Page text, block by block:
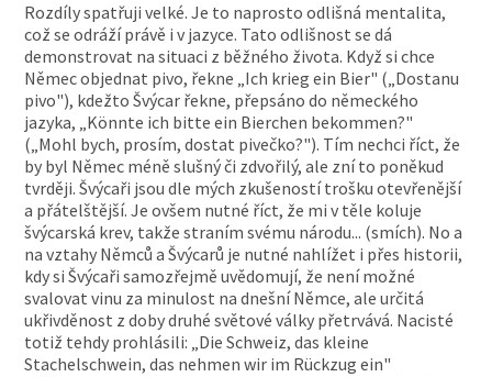
Rozdíly spatřuji velké. Je to naprosto odlišná mentalita,
což se odráží právě i v jazyce. Tato odlišnost se dá
demonstrovat na situaci z běžného života. Když si chce
Němec objednat pivo, řekne „Ich krieg ein Bier" („Dostanu
pivo"), kdežto Švýcar řekne, přepsáno do německého
jazyka, „Könnte ich bitte ein Bierchen bekommen?"
(„Mohl bych, prosím, dostat pivečko?"). Tím nechci říct, že
by byl Němec méně slušný či zdvořilý, ale zní to poněkud
tvrději. Švýcaři jsou dle mých zkušeností trošku otevřenější
a přátelštější. Je ovšem nutné říct, že mi v těle koluje
švýcarská krev, takže straním svému národu... (smích). No a
na vztahy Němců a Švýcarů je nutné nahlížet i přes historii,
kdy si Švýcaři samozřejmě uvědomují, že není možné
svalovat vinu za minulost na dnešní Němce, ale určitá
ukřivděnost z doby druhé světové války přetrvává. Nacisté
totiž tehdy prohlásili: „Die Schweiz, das kleine
Stachelschwein, das nehmen wir im Rückzug ein"